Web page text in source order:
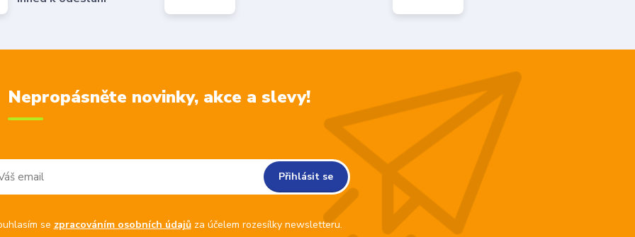
Nepropásněte novinky, akce a slevy!
Přihlásit se
se zpracováním osobních údajůza účelem rozesílky newsletteru.